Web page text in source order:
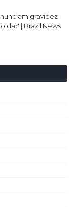
gravidez
| Brazil News